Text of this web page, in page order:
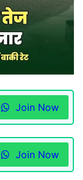
Join Now
Join Now